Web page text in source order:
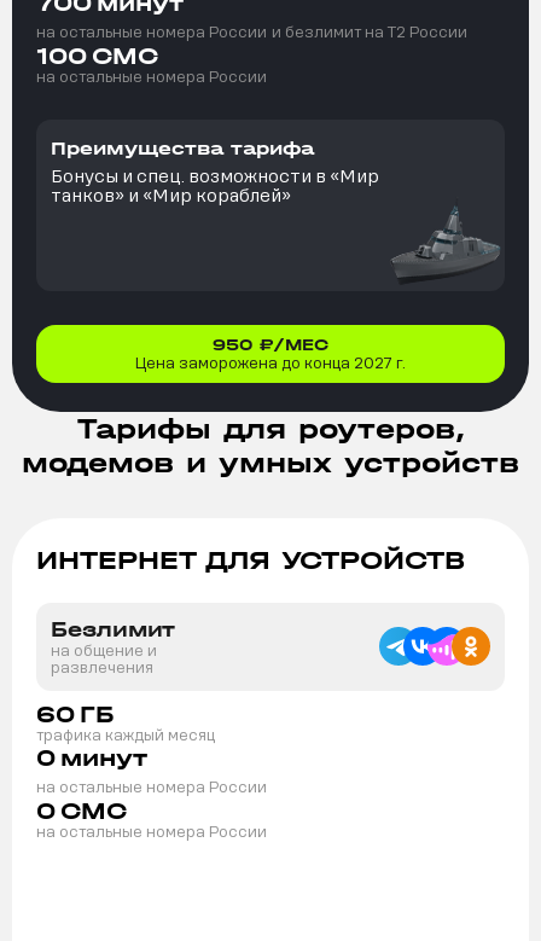
на остальные номера России и безлимит на T2 России
100 СМС
на остальные номера России
Преимущества тарифа
Бонусы и спец. возможности в «Мир
танков» и «Мир кораблей»
950 ₽/МЕС
Цена заморожена до конца 2027 г.
Тарифы для роутеров,
модемов и умных устройств
ИНТЕРНЕТ ДЛЯ УСТРОЙСТВ
Безлимит
на общение и
развлечения
60 ГБ
трафика каждый месяц
0 минут
на остальные номера России
0 СМС
на остальные номера России